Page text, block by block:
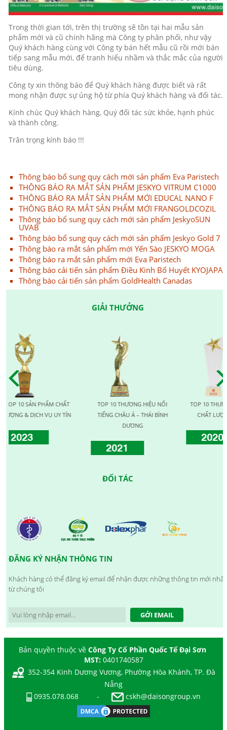
Trong thời gian tới, trên thị trường sẽ tồn tại hai mẫu sản
phẩm mới và cũ chính hãng mà Công ty phân phối, như vậy
Quý khách hàng cùng với Công ty bán hết mẫu cũ rồi mới bán
tiếp sang mẫu mới, để tranh hiểu nhầm và thắc mắc của người
tiêu dùng.
Công ty xin thông báo để Quý khách hàng được biết và rất
mong nhận được sự ủng hộ từ phía Quý khách hàng và đối tác.
Kính chúc Quý khách hàng, Quý đối tác sức khỏe, hạnh phúc
và thành công.
Trân trọng kính báo !!!
Thông báo bổ sung quy cách mới sản phẩm Eva Paristech
THÔNG BÁO RA MẮT SẢN PHẨM JESKYO VITRUM C1000
THÔNG BÁO RA MẮT SẢN PHẨM MỚI EDUCAL NANO F
THÔNG BÁO RA MẮT SẢN PHẨM MỚI FRANGOLDCOZIL
Thông báo bổ sung quy cách mới sản phẩm JeskyoSUN
UVAB
Thông báo bổ sung quy cách mới sản phẩm Jeskyo Gold 7
Thông báo ra mắt sản phẩm mới Yến Sào JESKYO MOGA
Thông báo ra mắt sản phẩm mới Eva Paristech
Thông báo cải tiến sản phẩm Điều Kinh Bổ Huyết KYOJAPA
Thông báo cải tiến sản phẩm GoldHealth Canadas
GIẢI THƯỞNG
PHẨM CHẤT
DỊCH VỤ UY TÍN
TOP 10 THƯƠNG HIỆU NỔI
TIẾNG CHÂU Á – THÁI BÌNH
TOP 10 THƯƠNG HIỆU
CHẤT LƯỢNG QUỐC
ĐỐI TÁC
ĐĂNG KÝ NHẬN THÔNG TIN
Khách hàng có thể đăng ký email để nhận được những thông tin mới nhất
từ chúng tôi
GỞI EMAIL
Bản quyền thuộc về Công Ty Cổ Phần Quốc Tế Đại Sơn
MST: 0401740587
352-354 Kinh Dương Vương, Phường Hòa Khánh, TP. Đà
Nẵng
0935.078.068
- cskh@daisongroup.vn